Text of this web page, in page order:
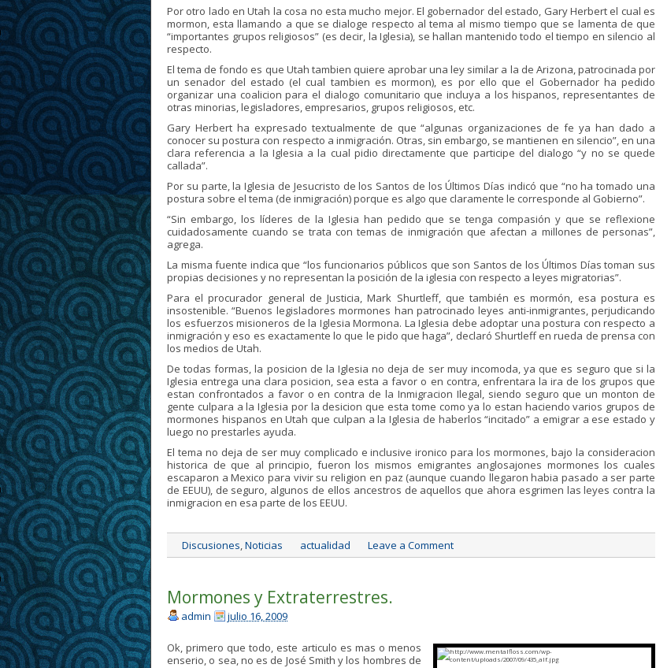
Por otro lado en Utah la cosa no esta mucho mejor. El gobernador del estado, Gary Herbert el cual es
mormon, esta llamando a que se dialoge respecto al tema al mismo tiempo que se lamenta de que
“importantes grupos religiosos” (es decir, la Iglesia), se hallan mantenido todo el tiempo en silencio al
respecto.
El tema de fondo es que Utah tambien quiere aprobar una ley similar a la de Arizona, patrocinada por
un senador del estado (el cual tambien es mormon), es por ello que el Gobernador ha pedido
organizar una coalicion para el dialogo comunitario que incluya a los hispanos, representantes de
otras minorias, legisladores, empresarios, grupos religiosos, etc.
Gary Herbert ha expresado textualmente de que “algunas organizaciones de fe ya han dado a
conocer su postura con respecto a inmigración. Otras, sin embargo, se mantienen en silencio”, en una
clara referencia a la Iglesia a la cual pidio directamente que participe del dialogo “y no se quede
callada”.
Por su parte, la Iglesia de Jesucristo de los Santos de los Últimos Días indicó que “no ha tomado una
postura sobre el tema (de inmigración) porque es algo que claramente le corresponde al Gobierno”.
“Sin embargo, los líderes de la Iglesia han pedido que se tenga compasión y que se reflexione
cuidadosamente cuando se trata con temas de inmigración que afectan a millones de personas”,
agrega.
La misma fuente indica que “los funcionarios públicos que son Santos de los Últimos Días toman sus
propias decisiones y no representan la posición de la iglesia con respecto a leyes migratorias”.
Para el procurador general de Justicia, Mark Shurtleff, que también es mormón, esa postura es
insostenible. “Buenos legisladores mormones han patrocinado leyes anti-inmigrantes, perjudicando
los esfuerzos misioneros de la Iglesia Mormona. La Iglesia debe adoptar una postura con respecto a
inmigración y eso es exactamente lo que le pido que haga”, declaró Shurtleff en rueda de prensa con
los medios de Utah.
De todas formas, la posicion de la Iglesia no deja de ser muy incomoda, ya que es seguro que si la
Iglesia entrega una clara posicion, sea esta a favor o en contra, enfrentara la ira de los grupos que
estan confrontados a favor o en contra de la Inmigracion Ilegal, siendo seguro que un monton de
gente culpara a la Iglesia por la desicion que esta tome como ya lo estan haciendo varios grupos de
mormones hispanos en Utah que culpan a la Iglesia de haberlos “incitado” a emigrar a ese estado y
luego no prestarles ayuda.
El tema no deja de ser muy complicado e inclusive ironico para los mormones, bajo la consideracion
historica de que al principio, fueron los mismos emigrantes anglosajones mormones los cuales
escaparon a Mexico para vivir su religion en paz (aunque cuando llegaron habia pasado a ser parte
de EEUU), de seguro, algunos de ellos ancestros de aquellos que ahora esgrimen las leyes contra la
inmigracion en esa parte de los EEUU.
Discusiones,Noticias actualidad Leave a Comment
Mormones y Extraterrestres.
admin julio 16, 2009
Ok, primero que todo, este articulo es mas o menos
enserio, o sea, no es de José Smith y los hombres de